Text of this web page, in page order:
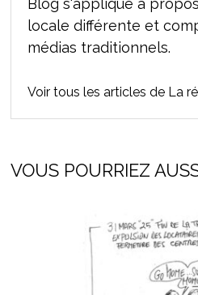
Blog s'applique à
locale différente et
médias traditionnels.
Voir tous les articles de La
VOUS POURRIEZ